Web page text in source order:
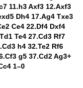
11.h3 Axf3 12.Axf3
Dh4 17.Ag4 Txe3
Ce4 22.Df4 Dxf4
Te4 27.Cd3 Rf7
h4 32.Te2 Rf6
g5 37.Cd2 Ag3+
1–0